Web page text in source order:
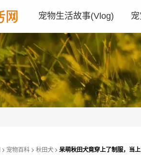
宠物生活故事(Vlog)
宠物百科 秋田犬 呆萌秋田犬竟穿上了制服，当